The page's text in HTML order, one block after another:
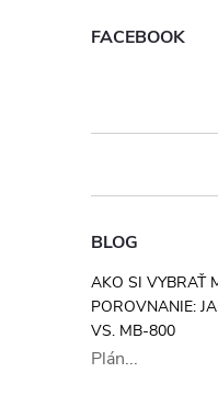
FACEBOOK
BLOG
AKO SI VYBRAŤ
POROVNANIE:
VS. MB-800
Plán...